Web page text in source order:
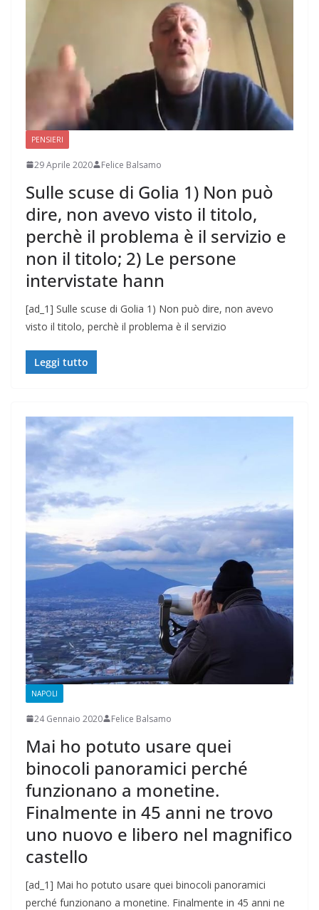
PENSIERI
29 Aprile 2020 Felice Balsamo
Sulle scuse di Golia 1) Non può
dire, non avevo visto il titolo,
perchè il problema è il servizio e
non il titolo; 2) Le persone
intervistate hann
[ad_1] Sulle scuse di Golia 1) Non può dire, non avevo
visto il titolo, perchè il problema è il servizio
Leggi tutto
NAPOLI
24 Gennaio 2020 Felice Balsamo
Mai ho potuto usare quei
binocoli panoramici perché
funzionano a monetine.
Finalmente in 45 anni ne trovo
uno nuovo e libero nel magnifico
castello
[ad_1] Mai ho potuto usare quei binocoli panoramici
perché funzionano a monetine. Finalmente in 45 anni ne